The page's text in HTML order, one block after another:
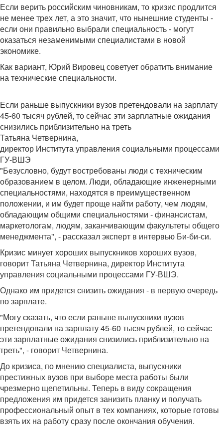
Если верить российским чиновникам, то кризис продлится
не менее трех лет, а это значит, что нынешние студенты -
если они правильно выбрали специальность - могут
оказаться незаменимыми специалистами в новой
экономике.
Как вариант, Юрий Вировец советует обратить внимание
на технические специальности.
Если раньше выпускники вузов претендовали на зарплату
45-60 тысяч рублей, то сейчас эти зарплатные ожидания
снизились приблизительно на треть
Татьяна Четвернина,
директор Института управления социальными процессами
ГУ-ВШЭ
"Безусловно, будут востребованы люди с техническим
образованием в целом. Люди, обладающие инженерными
специальностями, находятся в преимущественном
положении, и им будет проще найти работу, чем людям,
обладающим общими специальностями - финансистам,
маркетологам, людям, заканчивающим факультеты общего
менеджмента", - рассказал эксперт в интервью Би-би-си.
Кризис минует хороших выпускников хороших вузов,
говорит Татьяна Четвернина, директор Института
управления социальными процессами ГУ-ВШЭ.
Однако им придется снизить ожидания - в первую очередь
по зарплате.
"Могу сказать, что если раньше выпускники вузов
претендовали на зарплату 45-60 тысяч рублей, то сейчас
эти зарплатные ожидания снизились приблизительно на
треть", - говорит Четвернина.
До кризиса, по мнению специалиста, выпускники
престижных вузов при выборе места работы были
чрезмерно щепетильны. Теперь в виду сокращения
предложения им придется занизить планку и получать
профессиональный опыт в тех компаниях, которые готовы
взять их на работу сразу после окончания обучения.